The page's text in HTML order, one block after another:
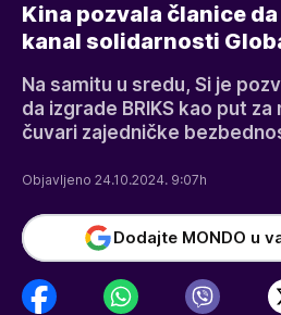
Kina pozvala članice da
kanal solidarnosti
Na samitu u sredu, Si je
da izgrade BRIKS kao put za
čuvari zajedničke
Objavljeno 24.10.2024. 9:07h
Dodajte MONDO u